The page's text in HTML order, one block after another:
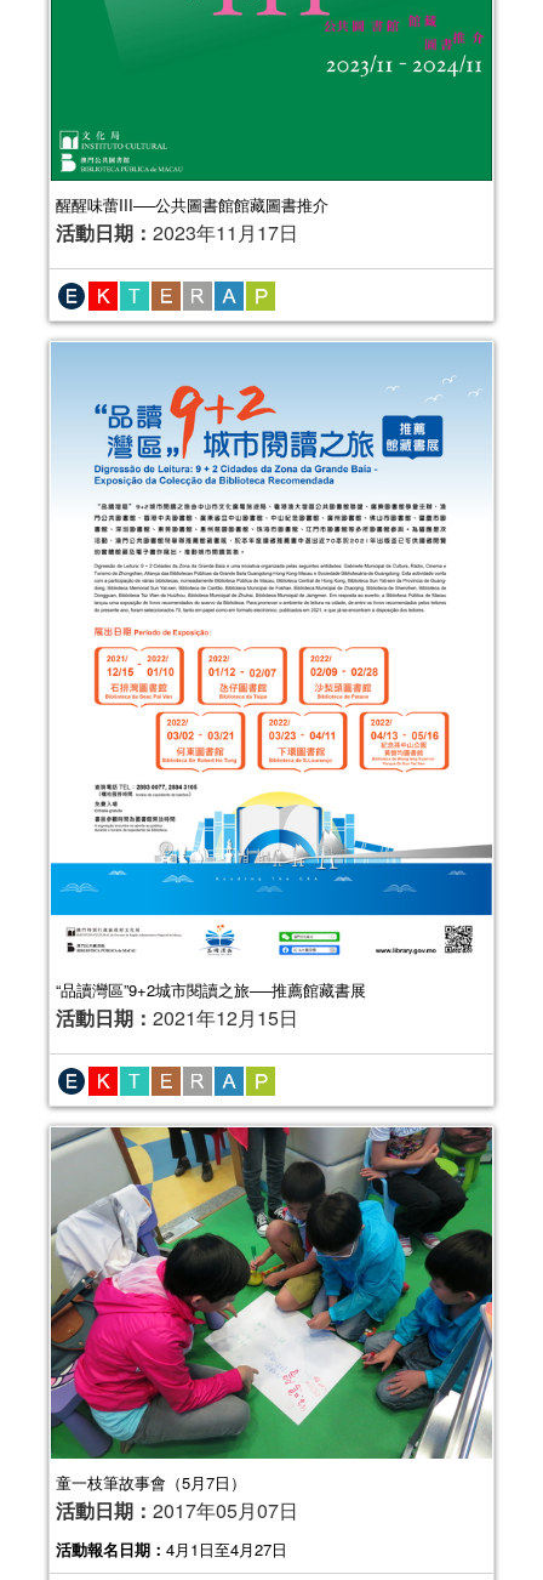
醒醒味蕾III──公共圖書館館藏圖書推介
活動日期： 2023年11月17日
“品讀灣區”9+2城市閱讀之旅──推薦館藏書展
活動日期： 2021年12月15日
童一枝筆故事會（5月7日）
活動日期： 2017年05月07日
活動報名日期： 4月1日至4月27日